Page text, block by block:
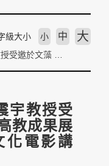
級大小 小 中 大
宇教授受
教成果展
化電影講